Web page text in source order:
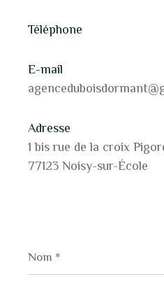
Téléphone
E-mail
Adresse
1 bis rue de la croix
77123 Noisy-sur-École
*